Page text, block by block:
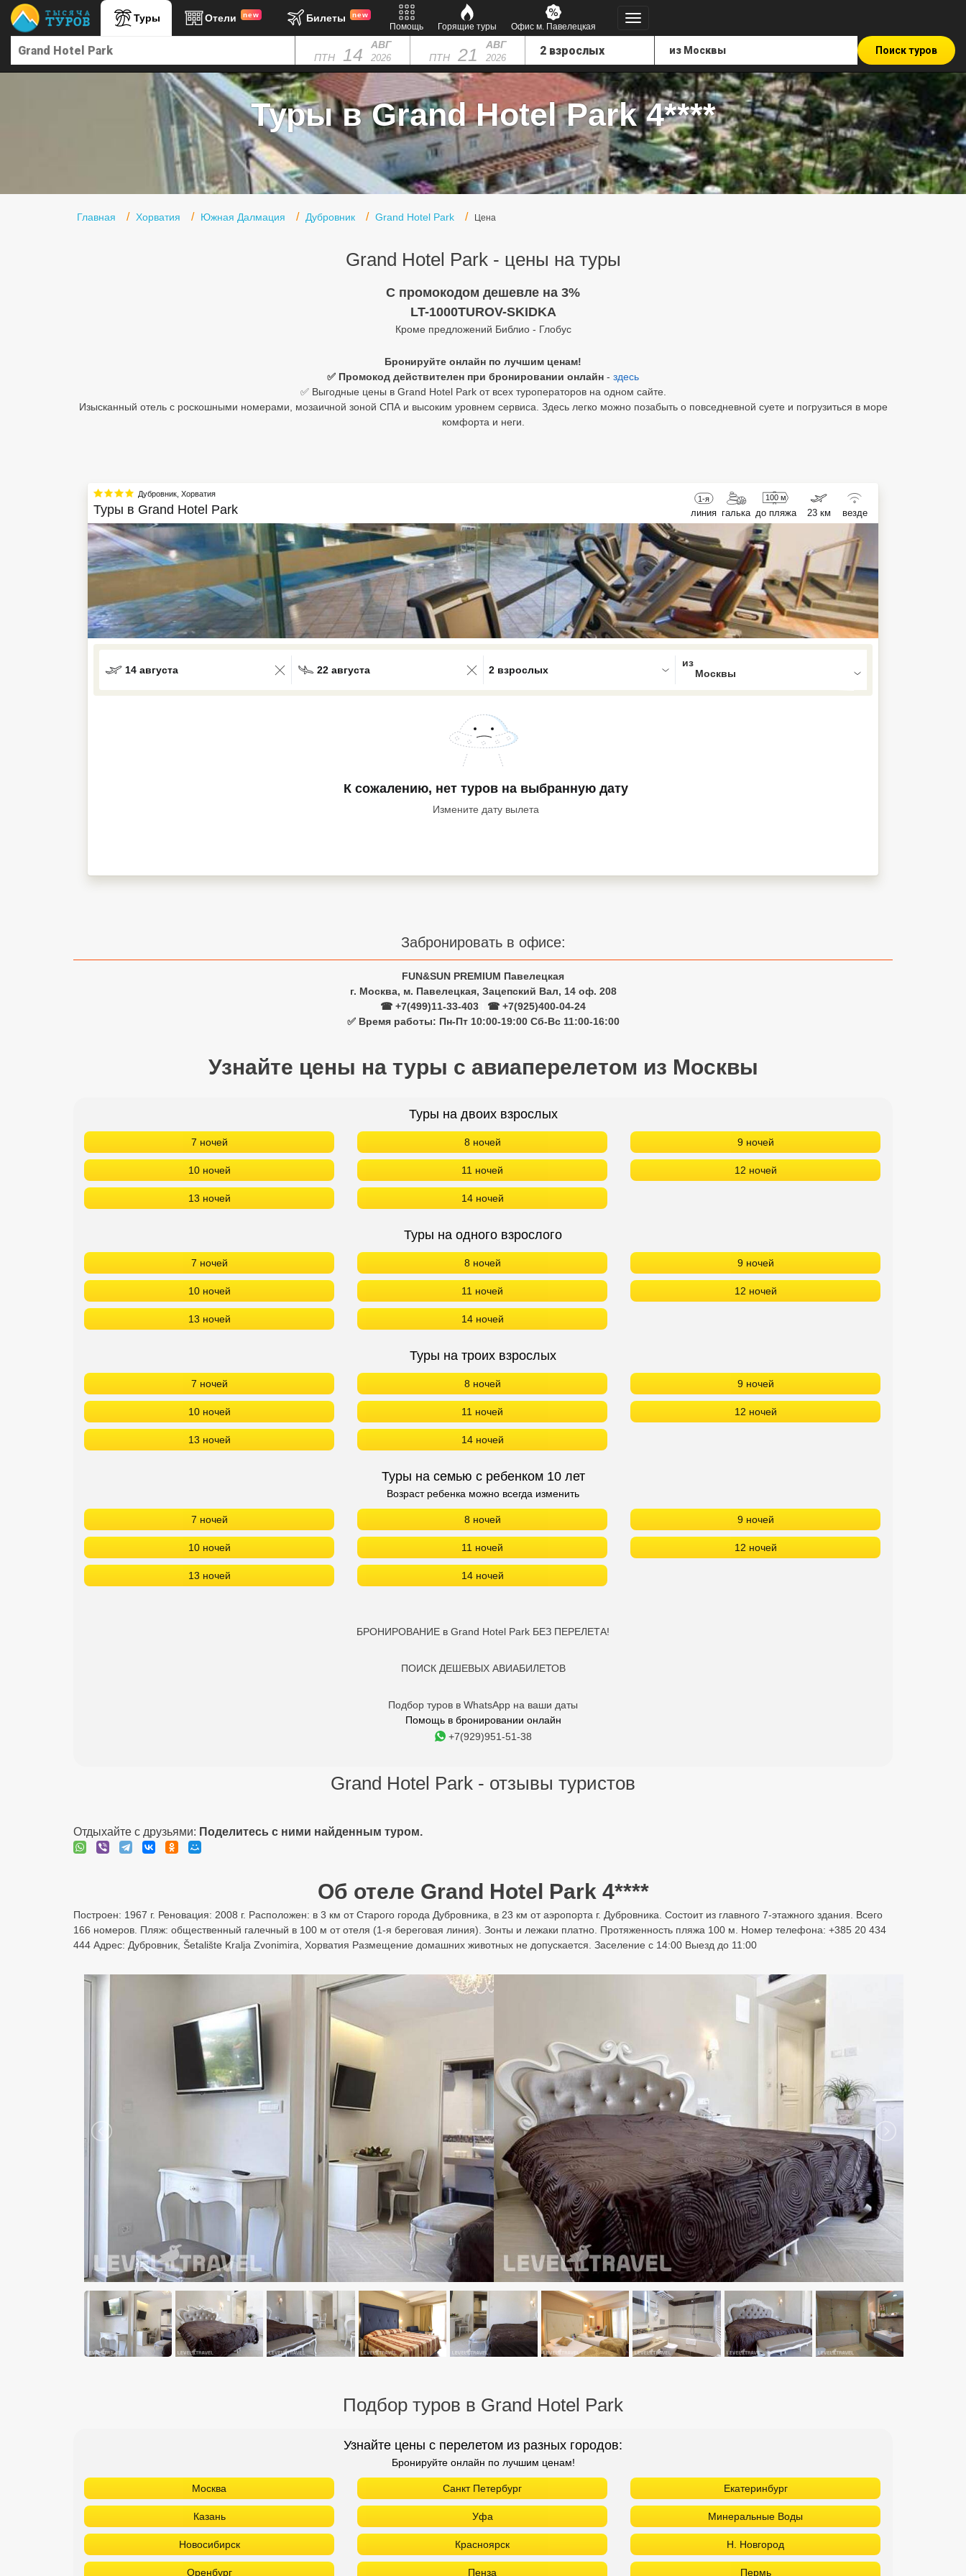
Туры Отели new Билеты new
Помощь Горящие туры Офис м. Павелецкая
ПТН 14 АВГ
2026 ПТН 21 АВГ
2026
Поиск туров
Туры в Grand Hotel Park 4****
Главная Хорватия Южная Далмация Дубровник Grand Hotel Park Цена
Grand Hotel Park - цены на туры
C промокодом дешевле на 3%
LT-1000TUROV-SKIDKA
Кроме предложений Библио - Глобус
Бронируйте онлайн по лучшим ценам!
✅ Промокод действителен при бронировании онлайн - здесь
✅ Выгодные цены в Grand Hotel Park от всех туроператоров на одном сайте.
Изысканный отель с роскошными номерами, мозаичной зоной СПА и высоким уровнем сервиса. Здесь легко можно позабыть о повседневной суете и погрузиться в море
комфорта и неги.
Дубровник Хорватия
Туры в Grand Hotel Park
1-я
линия галька
100 м
до пляжа 23 км везде
14 августа 22 августа
0 results available. Select is focused , press Down to open the menu,
2 взрослых
К сожалению, нет туров на выбранную дату
Измените дату вылета
Забронировать в офисе:
FUN&SUN PREMIUM Павелецкая
г. Москва, м. Павелецкая, Зацепский Вал, 14 оф. 208
☎ +7(499)11-33-403
☎ +7(925)400-04-24
✅ Время работы: Пн-Пт 10:00-19:00 Сб-Вс 11:00-16:00
Узнайте цены на туры с авиаперелетом из Москвы
Туры на двоих взрослых
7 ночей 8 ночей 9 ночей
10 ночей 11 ночей 12 ночей
13 ночей 14 ночей
Туры на одного взрослого
7 ночей 8 ночей 9 ночей
10 ночей 11 ночей 12 ночей
13 ночей 14 ночей
Туры на троих взрослых
7 ночей 8 ночей 9 ночей
10 ночей 11 ночей 12 ночей
13 ночей 14 ночей
Туры на семью с ребенком 10 лет
Возраст ребенка можно всегда изменить
7 ночей 8 ночей 9 ночей
10 ночей 11 ночей 12 ночей
13 ночей 14 ночей
БРОНИРОВАНИЕ в Grand Hotel Park БЕЗ ПЕРЕЛЕТА!
ПОИСК ДЕШЕВЫХ АВИАБИЛЕТОВ
Подбор туров в WhatsApp на ваши даты
Помощь в бронировании онлайн
+7(929)951-51-38
Grand Hotel Park - отзывы туристов
Отдыхайте с друзьями: Поделитесь с ними найденным туром.
Об отеле Grand Hotel Park 4****
Построен: 1967 г. Реновация: 2008 г. Расположен: в 3 км от Старого города Дубровника, в 23 км от аэропорта г. Дубровника. Состоит из главного 7-этажного здания. Всего
166 номеров. Пляж: общественный галечный в 100 м от отеля (1-я береговая линия). Зонты и лежаки платно. Протяженность пляжа 100 м. Номер телефона: +385 20 434
444 Адрес: Дубровник, Šetalište Kralja Zvonimira, Хорватия Размещение домашних животных не допускается. Заселение с 14:00 Выезд до 11:00
Подбор туров в Grand Hotel Park
Узнайте цены с перелетом из разных городов:
Бронируйте онлайн по лучшим ценам!
Москва Санкт Петербург Екатеринбург
Казань Уфа Минеральные Воды
Новосибирск Красноярск Н. Новгород
Оренбург Пенза Пермь
Главная
Северный Гоа
Большой Сочи
Сетевые отели Вьетнама
Сетевые отели Сейшел
Сетевые отели Маврикия